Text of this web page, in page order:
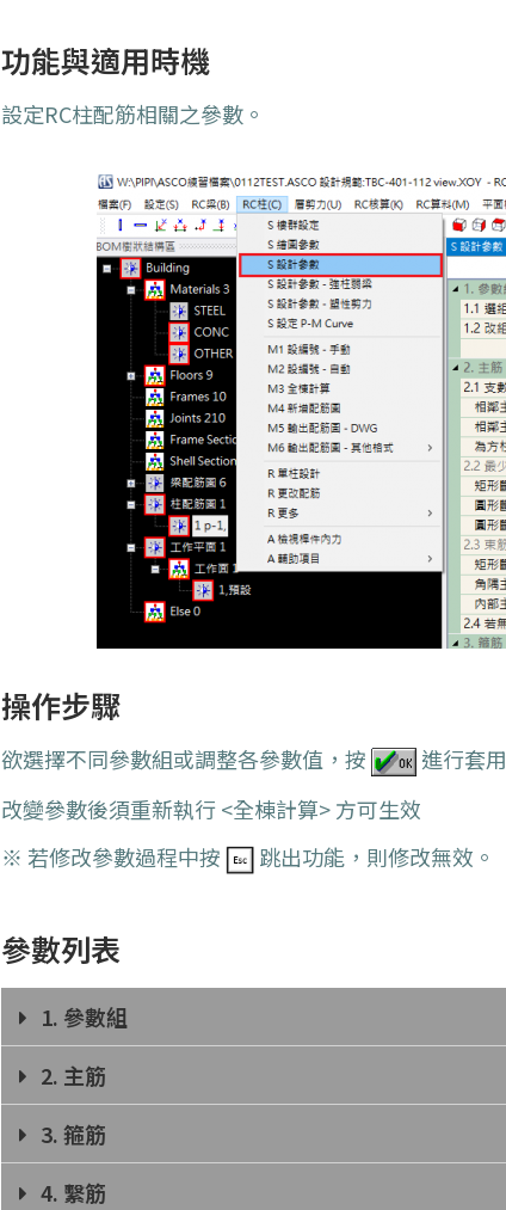
功能與適用時機
設定RC柱配筋相關之參數。
操作步驟
欲選擇不同參數組或調整各參數值，按
進行套用
改變參數後須重新執行 <全棟計算> 方可生效
※ 若修改參數過程中按
跳出功能，則修改無效。
參數列表
1. 參數組
2. 主筋
3. 箍筋
4. 繫筋